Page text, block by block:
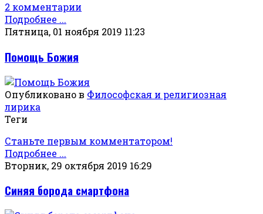
2 комментарии
Подробнее ...
Пятница, 01 ноября 2019 11:23
Помощь Божия
Опубликовано в Философская и религиозная
лирика
Теги
Станьте первым комментатором!
Подробнее ...
Вторник, 29 октября 2019 16:29
Синяя борода смартфона